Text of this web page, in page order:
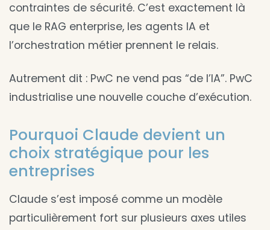
contraintes de sécurité. C’est exactement là
que le RAG enterprise, les agents IA et
l’orchestration métier prennent le relais.
Autrement dit : PwC ne vend pas “de l’IA”. PwC
industrialise une nouvelle couche d’exécution.
Pourquoi Claude devient un
choix stratégique pour les
entreprises
Claude s’est imposé comme un modèle
particulièrement fort sur plusieurs axes utiles